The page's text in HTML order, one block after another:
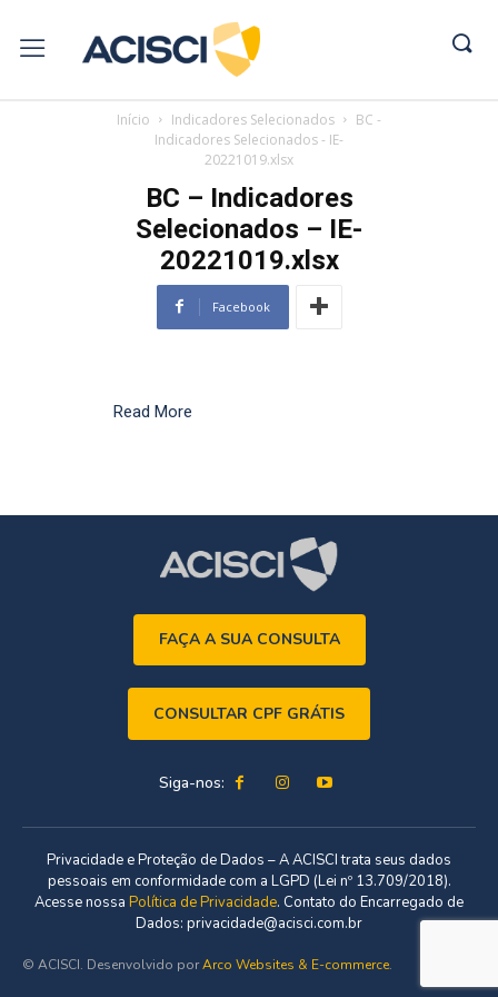
Início Indicadores Selecionados
BC -
Indicadores Selecionados - IE-
20221019.xlsx
BC – Indicadores
Selecionados – IE-
20221019.xlsx
Facebook
Read More
FAÇA A SUA CONSULTA
CONSULTAR CPF GRÁTIS
Siga-nos:
Privacidade e Proteção de Dados – A ACISCI trata seus dados
pessoais em conformidade com a LGPD (Lei nº 13.709/2018).
Acesse nossa Política de Privacidade. Contato do Encarregado de
Dados: privacidade@acisci.com.br
© ACISCI. Desenvolvido porArco Websites & E-commerce.